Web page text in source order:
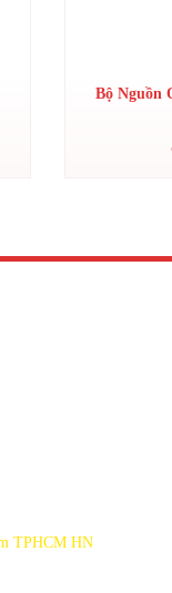
Bộ Nguồn